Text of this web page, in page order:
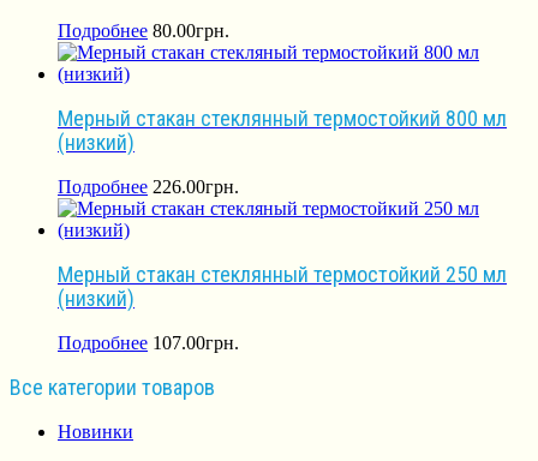
Подробнее 80.00грн.
Мерный стакан стеклянный термостойкий 800 мл
(низкий)
Подробнее 226.00грн.
Мерный стакан стеклянный термостойкий 250 мл
(низкий)
Подробнее 107.00грн.
Все категории товаров
Новинки